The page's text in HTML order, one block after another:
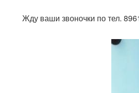
Жду ваши звоночки по тел.